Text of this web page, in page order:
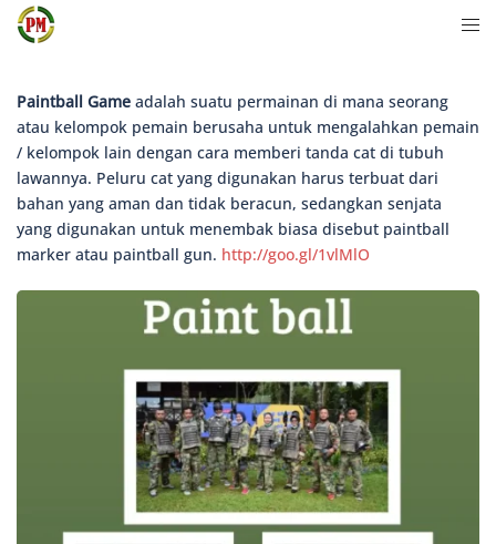
Langsung
Paintball Game adalah suatu permainan di mana seorang
atau kelompok pemain berusaha untuk mengalahkan pemain
/ kelompok lain dengan cara memberi tanda cat di tubuh
lawannya. Peluru cat yang digunakan harus terbuat dari
bahan yang aman dan tidak beracun, sedangkan senjata
yang digunakan untuk menembak biasa disebut paintball
marker atau paintball gun. http://goo.gl/1vlMlO